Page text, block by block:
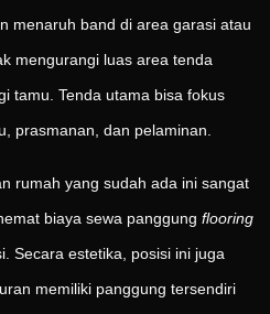
menaruh band di area garasi atau
mengurangi luas area tenda
tamu. Tenda utama bisa fokus
prasmanan, dan pelaminan.
rumah yang sudah ada ini sangat
biaya sewa panggung flooring
Secara estetika, posisi ini juga
memiliki panggung tersendiri